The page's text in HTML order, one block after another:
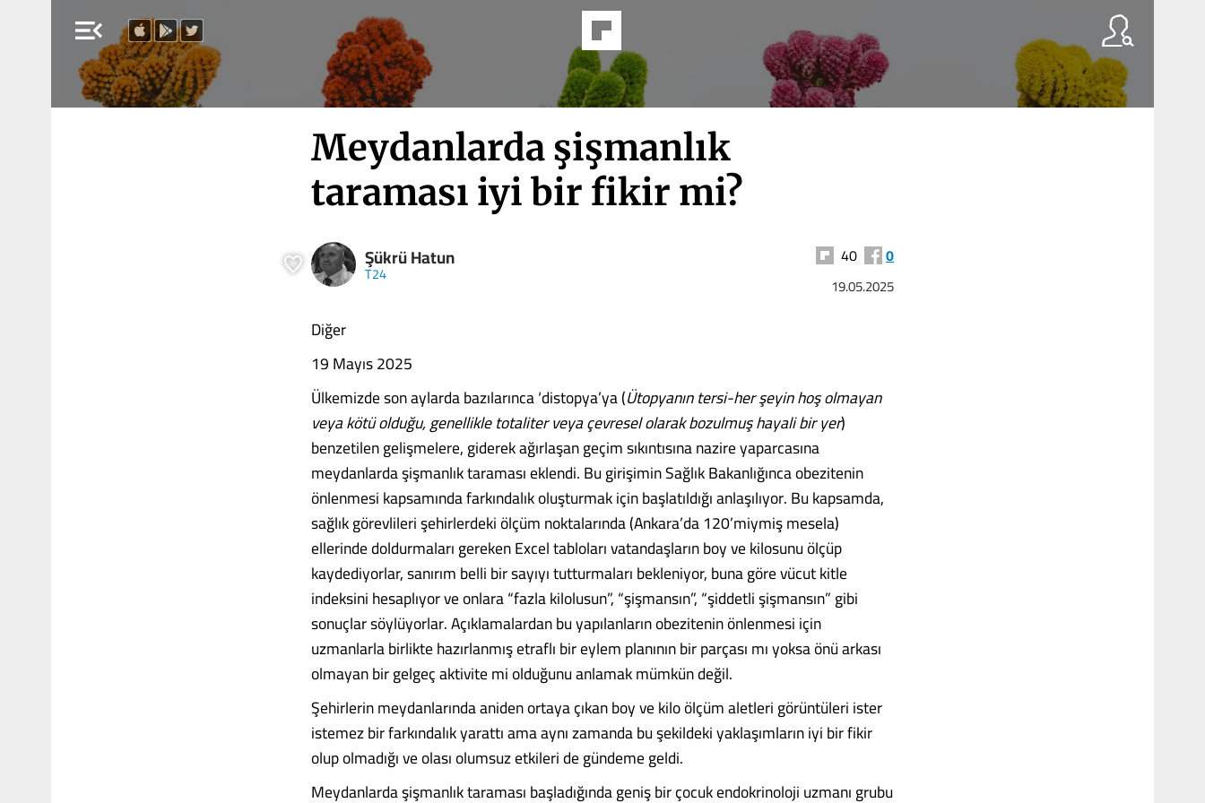
menu_open
Meydanlarda şişmanlık
taraması iyi bir fikir mi?
Şükrü Hatun
T24
40 0
19.05.2025
Diğer
19 Mayıs 2025
Ülkemizde son aylarda bazılarınca ‘distopya’ya (Ütopyanın tersi-her şeyin hoş olmayan
veya kötü olduğu, genellikle totaliter veya çevresel olarak bozulmuş hayali bir yer)
benzetilen gelişmelere, giderek ağırlaşan geçim sıkıntısına nazire yaparcasına
meydanlarda şişmanlık taraması eklendi. Bu girişimin Sağlık Bakanlığınca obezitenin
önlenmesi kapsamında farkındalık oluşturmak için başlatıldığı anlaşılıyor. Bu kapsamda,
sağlık görevlileri şehirlerdeki ölçüm noktalarında (Ankara’da 120’miymiş mesela)
ellerinde doldurmaları gereken Excel tabloları vatandaşların boy ve kilosunu ölçüp
kaydediyorlar, sanırım belli bir sayıyı tutturmaları bekleniyor, buna göre vücut kitle
indeksini hesaplıyor ve onlara “fazla kilolusun”, “şişmansın”, “şiddetli şişmansın” gibi
sonuçlar söylüyorlar. Açıklamalardan bu yapılanların obezitenin önlenmesi için
uzmanlarla birlikte hazırlanmış etraflı bir eylem planının bir parçası mı yoksa önü arkası
olmayan bir gelgeç aktivite mi olduğunu anlamak mümkün değil.
Şehirlerin meydanlarında aniden ortaya çıkan boy ve kilo ölçüm aletleri görüntüleri ister
istemez bir farkındalık yarattı ama aynı zamanda bu şekildeki yaklaşımların iyi bir fikir
olup olmadığı ve olası olumsuz etkileri de gündeme geldi.
Meydanlarda şişmanlık taraması başladığında geniş bir çocuk endokrinoloji uzmanı grubu